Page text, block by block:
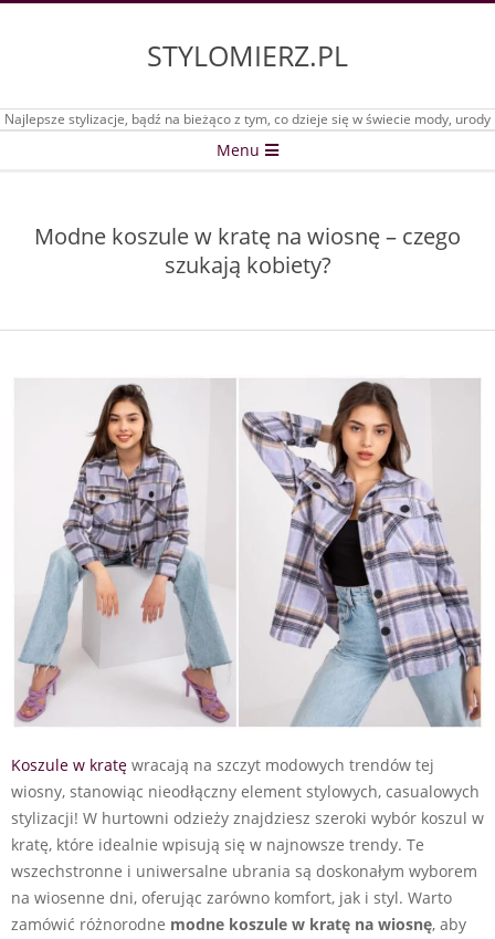
STYLOMIERZ.PL
Najlepsze stylizacje, bądź na bieżąco z tym, co dzieje się w świecie mody, urody
Menu
Modne koszule w kratę na wiosnę – czego
szukają kobiety?
Koszule w kratę wracają na szczyt modowych trendów tej
wiosny, stanowiąc nieodłączny element stylowych, casualowych
stylizacji! W hurtowni odzieży znajdziesz szeroki wybór koszul w
kratę, które idealnie wpisują się w najnowsze trendy. Te
wszechstronne i uniwersalne ubrania są doskonałym wyborem
na wiosenne dni, oferując zarówno komfort, jak i styl. Warto
zamówić różnorodne modne koszule w kratę na wiosnę, aby